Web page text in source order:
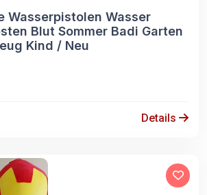
Wasserpistolen Wasser
Blut Sommer Badi Garten
Kind / Neu
Details